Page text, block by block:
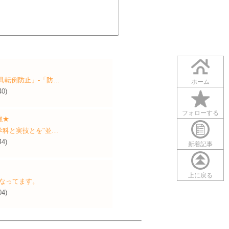
ホーム
フォローする
新着記事
上に戻る
転倒防止」‐「防…
★
科と実技とを"並…
ってます。